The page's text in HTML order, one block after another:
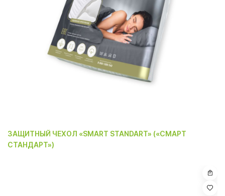
ЗАЩИТНЫЙ ЧЕХОЛ «SMART STANDART» («СМАРТ
СТАНДАРТ»)